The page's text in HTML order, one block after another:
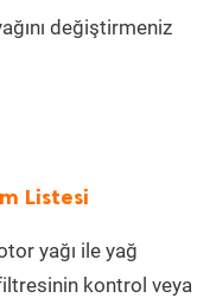
değiştirmeniz
Listesi
yağı ile yağ
kontrol veya